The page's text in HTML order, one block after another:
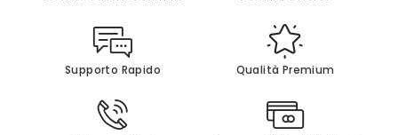
Supporto Rapido Qualità Premium